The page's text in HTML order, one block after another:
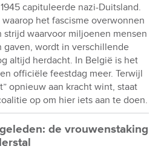
capituleerde nazi-Duitsland.
waarop het fascisme overwonnen
strijd waarvoor miljoenen mensen
gaven, wordt in verschillende
altijd herdacht. In België is het
officiële feestdag meer. Terwijl
opnieuw aan kracht wint, staat
op om hier iets aan te doen.
de vrouwenstaking